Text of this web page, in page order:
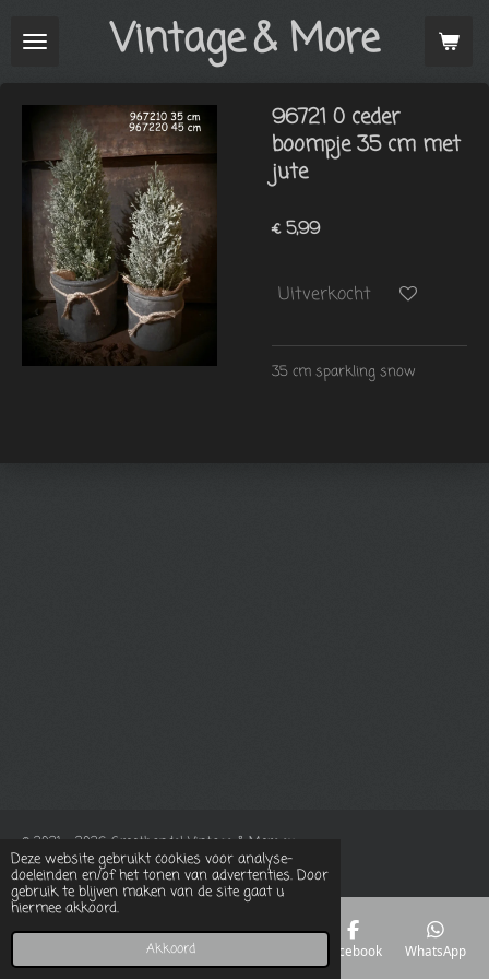
Deze website gebruikt cookies voor analyse-
doeleinden en/of het tonen van advertenties. Door
gebruik te blijven maken van de site gaat u
hiermee akkoord.
Akkoord
direct
hoofdinhoud
Vintage& More
96721 0 ceder
boompje 35 cm met
jute
€ 5,99
Uitverkocht
35 cm sparkling snow
© 2021 - 2026 Groothandel Vintage & More.eu
Powered byJouwWeb
Telefoonnummer Facebook WhatsApp